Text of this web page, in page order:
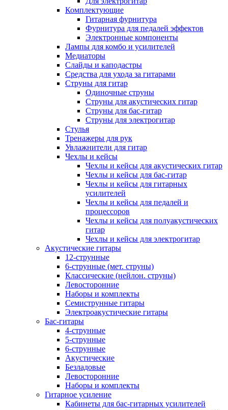
Комплектующие
Гитарная фурнитура
Фурнитура для педалей эффектов
Электронные компоненты
Лампы для комбо и усилителей
Медиаторы
Слайды и каподастры
Средства для ухода за гитарами
Струны для гитар
Одиночные струны
Струны для акустических гитар
Струны для бас-гитар
Струны для электрогитар
Стулья
Тренажеры для рук
Увлажнители для гитар
Чехлы и кейсы
Чехлы и кейсы для акустических гитар
Чехлы и кейсы для бас-гитар
Чехлы и кейсы для гитарных
усилителей
Чехлы и кейсы для педалей и
процессоров
Чехлы и кейсы для полуакустических
гитар
Чехлы и кейсы для электрогитар
Акустические гитары
12-струнные
6-струнные (мет. струны)
Классические (нейлон. струны)
Левосторонние
Наборы и комплекты
Семиструнные гитары
Электроакустические гитары
Бас-гитары
4-струнные
5-струнные
6-струнные
Акустические
Безладовые
Левосторонние
Наборы и комплекты
Гитарное усиление
Кабинеты для бас-гитарных усилителей